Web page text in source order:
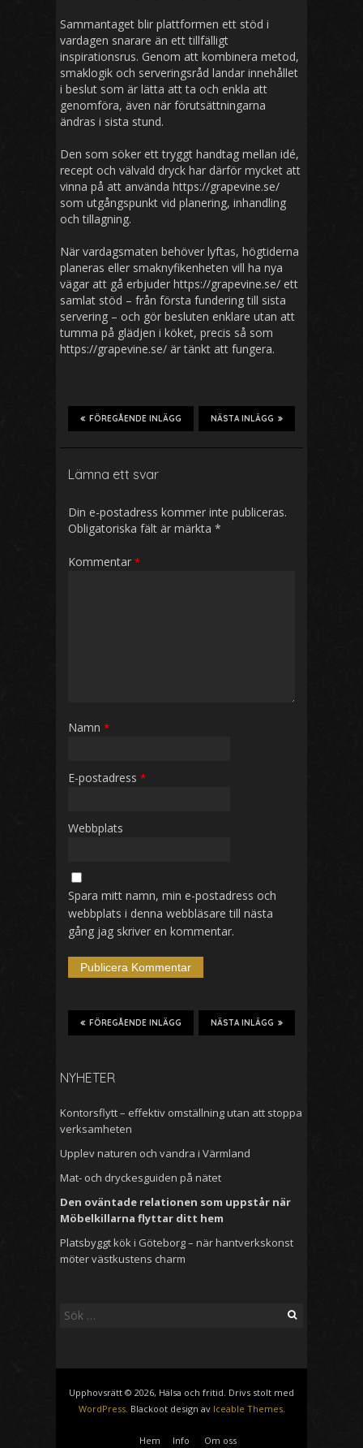
Sammantaget blir plattformen ett stöd i
vardagen snarare än ett tillfälligt
inspirationsrus. Genom att kombinera metod,
smaklogik och serveringsråd landar innehållet
i beslut som är lätta att ta och enkla att
genomföra, även när förutsättningarna
ändras i sista stund.
Den som söker ett tryggt handtag mellan idé,
recept och välvald dryck har därför mycket att
vinna på att använda https://grapevine.se/
som utgångspunkt vid planering, inhandling
och tillagning.
När vardagsmaten behöver lyftas, högtiderna
planeras eller smaknyfikenheten vill ha nya
vägar att gå erbjuder https://grapevine.se/ ett
samlat stöd – från första fundering till sista
servering – och gör besluten enklare utan att
tumma på glädjen i köket, precis så som
https://grapevine.se/ är tänkt att fungera.
NÄSTA INLÄGG
FÖREGÅENDE INLÄGG
Lämna ett svar
Din e-postadress kommer inte publiceras.
Obligatoriska fält är märkta *
Kommentar *
Namn *
E-postadress *
Webbplats
Spara mitt namn, min e-postadress och
webbplats i denna webbläsare till nästa
gång jag skriver en kommentar.
NÄSTA INLÄGG
FÖREGÅENDE INLÄGG
NYHETER
Kontorsflytt – effektiv omställning utan att stoppa
verksamheten
Upplev naturen och vandra i Värmland
Mat- och dryckesguiden på nätet
Den oväntade relationen som uppstår när
Möbelkillarna flyttar ditt hem
Platsbyggt kök i Göteborg – när hantverkskonst
möter västkustens charm
Sök
Upphovsrätt © 2026, Hälsa och fritid. Drivs stolt med
WordPress. Blackoot design av Iceable Themes.
Hem Info Om oss